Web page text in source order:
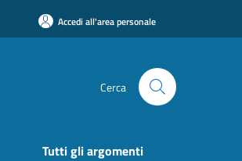
Accedi all'area personale
Cerca
Tutti gli argomenti